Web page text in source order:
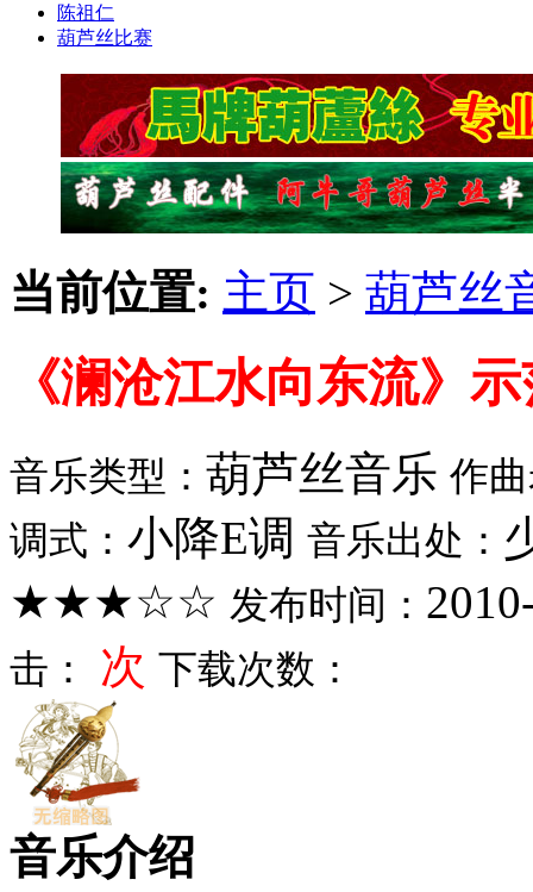
陈祖仁
葫芦丝比赛
当前位置: 主页 > 葫芦丝
《澜沧江水向东流》
音乐类型： 葫芦丝音乐 作
调式： 小降E调 音乐出处：
★★★☆☆ 发布时间：
击： 次 下载次数：
音乐介绍